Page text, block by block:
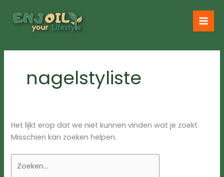
naar
nagelstyliste
Het lijkt erop dat we niet kunnen vinden wat je zoekt.
Misschien kan zoeken helpen.
naar: